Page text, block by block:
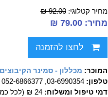
מחיר קטלוגי: 92.00 ₪
מחיר: 79.00 ₪
לחצו להזמנה
המוכר: מכללון - סמינר הקיבוצים
טלפון: 03-6990354, 052-6866377 (מכללון)
דמי טיפול ומשלוח: 24 ₪ (לכל כמות של מוצרים בהזמנה)